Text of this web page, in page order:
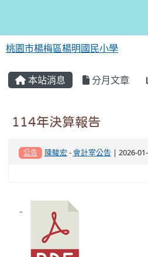
桃園市楊梅區楊明國民小學
本站消息 分月文章
114年決算報告
公告 陳駿宏 -會計室公告 | 2026-